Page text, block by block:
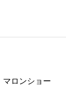
マロンショー